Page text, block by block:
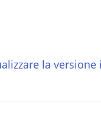
la versione